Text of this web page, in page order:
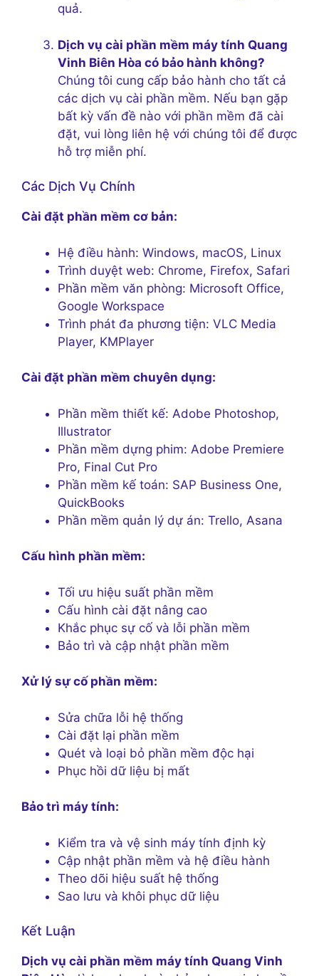
quả.
Dịch vụ cài phần mềm máy tính Quang
Vinh Biên Hòa có bảo hành không?
Chúng tôi cung cấp bảo hành cho tất cả
các dịch vụ cài phần mềm. Nếu bạn gặp
bất kỳ vấn đề nào với phần mềm đã cài
đặt, vui lòng liên hệ với chúng tôi để được
hỗ trợ miễn phí.
Các Dịch Vụ Chính
Cài đặt phần mềm cơ bản:
Hệ điều hành: Windows, macOS, Linux
Trình duyệt web: Chrome, Firefox, Safari
Phần mềm văn phòng: Microsoft Office,
Google Workspace
Trình phát đa phương tiện: VLC Media
Player, KMPlayer
Cài đặt phần mềm chuyên dụng:
Phần mềm thiết kế: Adobe Photoshop,
Illustrator
Phần mềm dựng phim: Adobe Premiere
Pro, Final Cut Pro
Phần mềm kế toán: SAP Business One,
QuickBooks
Phần mềm quản lý dự án: Trello, Asana
Cấu hình phần mềm:
Tối ưu hiệu suất phần mềm
Cấu hình cài đặt nâng cao
Khắc phục sự cố và lỗi phần mềm
Bảo trì và cập nhật phần mềm
Xử lý sự cố phần mềm:
Sửa chữa lỗi hệ thống
Cài đặt lại phần mềm
Quét và loại bỏ phần mềm độc hại
Phục hồi dữ liệu bị mất
Bảo trì máy tính:
Kiểm tra và vệ sinh máy tính định kỳ
Cập nhật phần mềm và hệ điều hành
Theo dõi hiệu suất hệ thống
Sao lưu và khôi phục dữ liệu
Kết Luận
Dịch vụ cài phần mềm máy tính Quang Vinh